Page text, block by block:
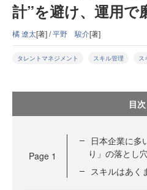
計”を避け、運用で
橘 遼太[著] /平野 駿介[著]
タレントマネジメント スキル管理 ス
目次
Page 1
日本企業に多
り」の落とし穴
スキルはあく